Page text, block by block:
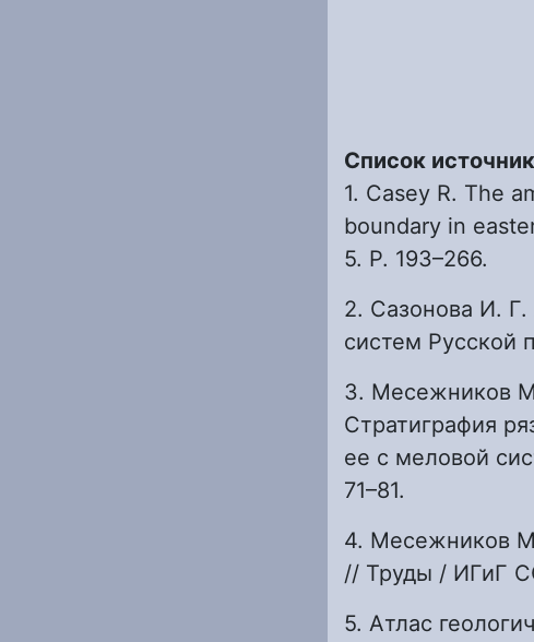
Список
1. Casey R. The
boundary in
5. P. 193–266.
2. Сазонова И.
систем Русской
3. Месежников
Стратиграфия
ее с меловой
71–81.
4. Месежников
// Труды / ИГиГ
5. Атлас